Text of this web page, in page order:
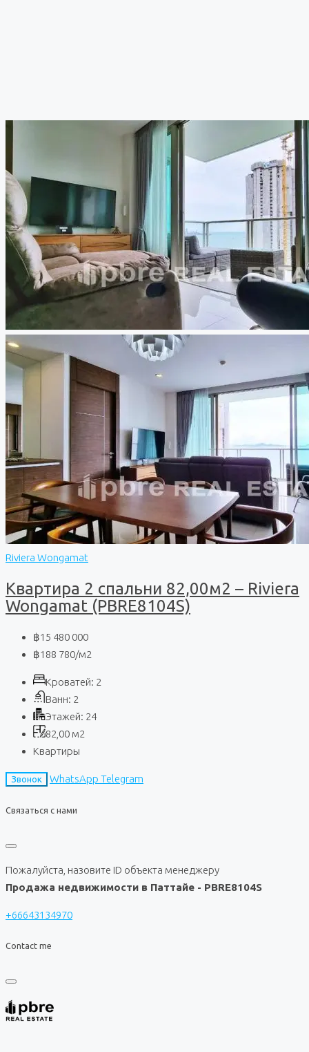
Riviera Wongamat
Квартира 2 спальни 82,00м2 – Riviera
Wongamat (PBRE8104S)
฿15 480 000
฿188 780/м2
Кроватей: 2
Ванн: 2
Этажей: 24
82,00 м2
Квартиры
Звонок WhatsApp Telegram
Связаться с нами
Пожалуйста, назовите ID объекта менеджеру
Продажа недвижимости в Паттайе - PBRE8104S
+66643134970
Contact me